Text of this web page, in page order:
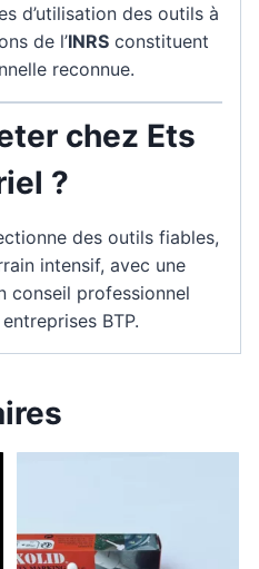
d’utilisation des outils à
de l’INRS constituent
reconnue.
chez Ets
?
des outils fiables,
intensif, avec une
conseil professionnel
BTP.